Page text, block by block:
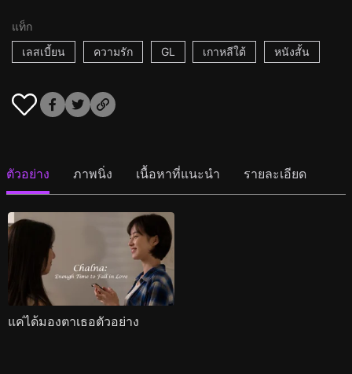
แท็ก
เลสเบี้ยน
ความรัก GL เกาหลีใต้ หนังสั้น
ตัวอย่าง ภาพนิ่ง เนื้อหาที่แนะนำ รายละเอียด
แค่ได้มองตาเธอตัวอย่าง